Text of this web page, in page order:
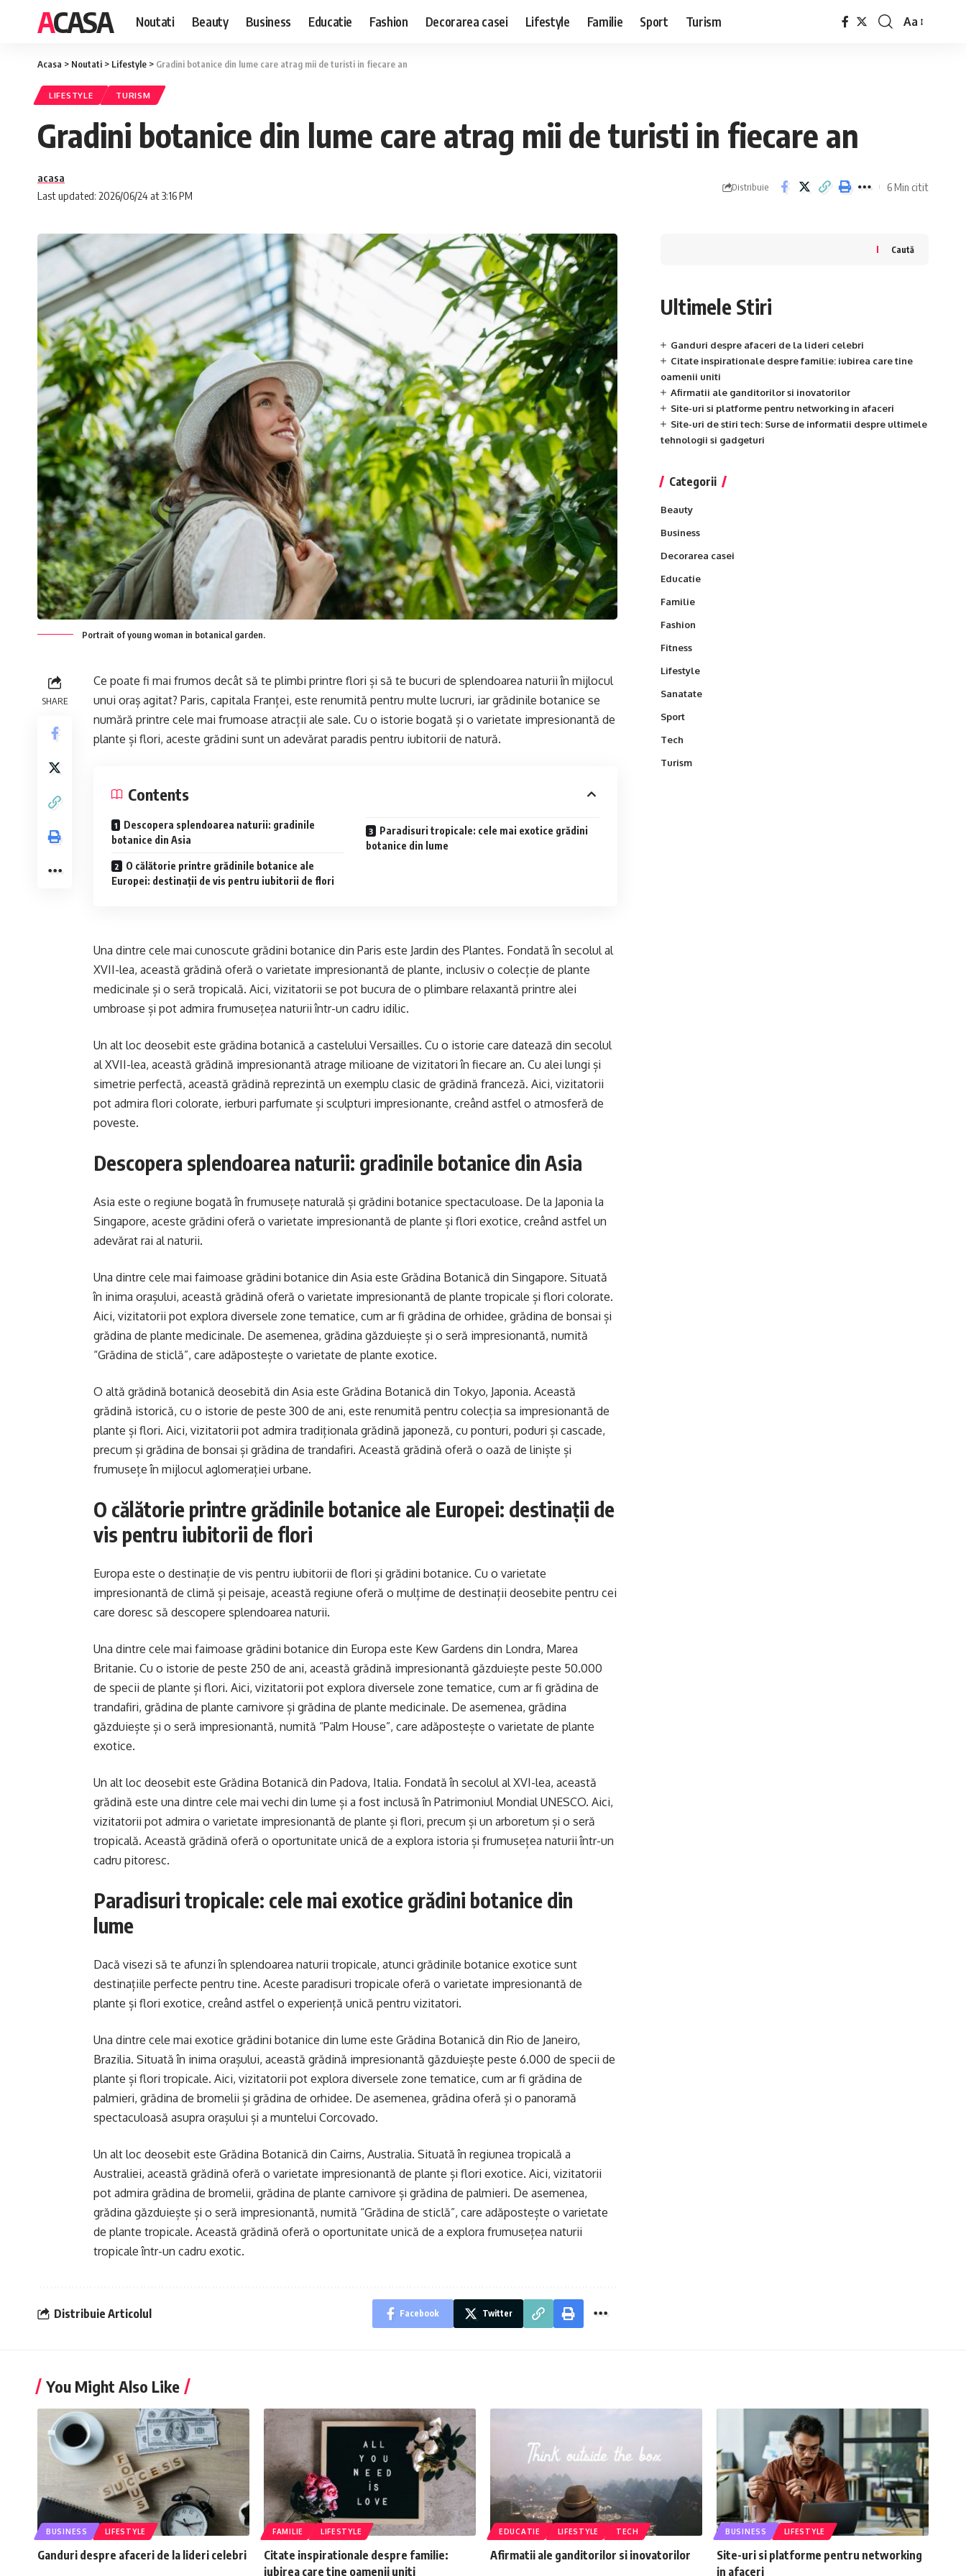
ACASA Noutati Beauty Business Educatie Fashion Decorarea casei Lifestyle Familie Sport Turism
Font
Aa
Acasa > Noutati > Lifestyle > Gradini botanice din lume care atrag mii de turisti in fiecare an
LIFESTYLE TURISM
Gradini botanice din lume care atrag mii de turisti in fiecare an
Last updated: 2026/06/24 at 3:16 PM
acasa
Distribuie 6 Min citit
Portrait of young woman in botanical garden.
SHARE
Ce poate fi mai frumos decât să te plimbi printre flori și să te bucuri de splendoarea naturii în mijlocul
unui oraș agitat? Paris, capitala Franței, este renumită pentru multe lucruri, iar grădinile botanice se
numără printre cele mai frumoase atracții ale sale. Cu o istorie bogată și o varietate impresionantă de
plante și flori, aceste grădini sunt un adevărat paradis pentru iubitorii de natură.
Contents
Descopera splendoarea naturii: gradinile
botanice din Asia
O călătorie printre grădinile botanice ale
Europei: destinații de vis pentru iubitorii de flori
Paradisuri tropicale: cele mai exotice grădini
botanice din lume
Una dintre cele mai cunoscute grădini botanice din Paris este Jardin des Plantes. Fondată în secolul al
XVII-lea, această grădină oferă o varietate impresionantă de plante, inclusiv o colecție de plante
medicinale și o seră tropicală. Aici, vizitatorii se pot bucura de o plimbare relaxantă printre alei
umbroase și pot admira frumusețea naturii într-un cadru idilic.
Un alt loc deosebit este grădina botanică a castelului Versailles. Cu o istorie care datează din secolul
al XVII-lea, această grădină impresionantă atrage milioane de vizitatori în fiecare an. Cu alei lungi și
simetrie perfectă, această grădină reprezintă un exemplu clasic de grădină franceză. Aici, vizitatorii
pot admira flori colorate, ierburi parfumate și sculpturi impresionante, creând astfel o atmosferă de
poveste.
Descopera splendoarea naturii: gradinile botanice din Asia
Asia este o regiune bogată în frumusețe naturală și grădini botanice spectaculoase. De la Japonia la
Singapore, aceste grădini oferă o varietate impresionantă de plante și flori exotice, creând astfel un
adevărat rai al naturii.
Una dintre cele mai faimoase grădini botanice din Asia este Grădina Botanică din Singapore. Situată
în inima orașului, această grădină oferă o varietate impresionantă de plante tropicale și flori colorate.
Aici, vizitatorii pot explora diversele zone tematice, cum ar fi grădina de orhidee, grădina de bonsai și
grădina de plante medicinale. De asemenea, grădina găzduiește și o seră impresionantă, numită
“Grădina de sticlă”, care adăpostește o varietate de plante exotice.
O altă grădină botanică deosebită din Asia este Grădina Botanică din Tokyo, Japonia. Această
grădină istorică, cu o istorie de peste 300 de ani, este renumită pentru colecția sa impresionantă de
plante și flori. Aici, vizitatorii pot admira tradiționala grădină japoneză, cu ponturi, poduri și cascade,
precum și grădina de bonsai și grădina de trandafiri. Această grădină oferă o oază de liniște și
frumusețe în mijlocul aglomerației urbane.
O călătorie printre grădinile botanice ale Europei: destinații de
vis pentru iubitorii de flori
Europa este o destinație de vis pentru iubitorii de flori și grădini botanice. Cu o varietate
impresionantă de climă și peisaje, această regiune oferă o mulțime de destinații deosebite pentru cei
care doresc să descopere splendoarea naturii.
Una dintre cele mai faimoase grădini botanice din Europa este Kew Gardens din Londra, Marea
Britanie. Cu o istorie de peste 250 de ani, această grădină impresionantă găzduiește peste 50.000
de specii de plante și flori. Aici, vizitatorii pot explora diversele zone tematice, cum ar fi grădina de
trandafiri, grădina de plante carnivore și grădina de plante medicinale. De asemenea, grădina
găzduiește și o seră impresionantă, numită “Palm House”, care adăpostește o varietate de plante
exotice.
Un alt loc deosebit este Grădina Botanică din Padova, Italia. Fondată în secolul al XVI-lea, această
grădină este una dintre cele mai vechi din lume și a fost inclusă în Patrimoniul Mondial UNESCO. Aici,
vizitatorii pot admira o varietate impresionantă de plante și flori, precum și un arboretum și o seră
tropicală. Această grădină oferă o oportunitate unică de a explora istoria și frumusețea naturii într-un
cadru pitoresc.
Paradisuri tropicale: cele mai exotice grădini botanice din
lume
Dacă visezi să te afunzi în splendoarea naturii tropicale, atunci grădinile botanice exotice sunt
destinațiile perfecte pentru tine. Aceste paradisuri tropicale oferă o varietate impresionantă de
plante și flori exotice, creând astfel o experiență unică pentru vizitatori.
Una dintre cele mai exotice grădini botanice din lume este Grădina Botanică din Rio de Janeiro,
Brazilia. Situată în inima orașului, această grădină impresionantă găzduiește peste 6.000 de specii de
plante și flori tropicale. Aici, vizitatorii pot explora diversele zone tematice, cum ar fi grădina de
palmieri, grădina de bromelii și grădina de orhidee. De asemenea, grădina oferă și o panoramă
spectaculoasă asupra orașului și a muntelui Corcovado.
Un alt loc deosebit este Grădina Botanică din Cairns, Australia. Situată în regiunea tropicală a
Australiei, această grădină oferă o varietate impresionantă de plante și flori exotice. Aici, vizitatorii
pot admira grădina de bromelii, grădina de plante carnivore și grădina de palmieri. De asemenea,
grădina găzduiește și o seră impresionantă, numită “Grădina de sticlă”, care adăpostește o varietate
de plante tropicale. Această grădină oferă o oportunitate unică de a explora frumusețea naturii
tropicale într-un cadru exotic.
Distribuie Articolul Facebook Twitter
Caută
Ultimele Stiri
Ganduri despre afaceri de la lideri celebri
Citate inspirationale despre familie: iubirea care tine
oamenii uniti
Afirmatii ale ganditorilor si inovatorilor
Site-uri si platforme pentru networking in afaceri
Site-uri de stiri tech: Surse de informatii despre ultimele
tehnologii si gadgeturi
Categorii
Beauty
Business
Decorarea casei
Educatie
Familie
Fashion
Fitness
Lifestyle
Sanatate
Sport
Tech
Turism
You Might Also Like
BUSINESS LIFESTYLE
Ganduri despre afaceri de la lideri celebri
FAMILIE LIFESTYLE
Citate inspirationale despre familie:
iubirea care tine oamenii uniti
EDUCATIE LIFESTYLE TECH
Afirmatii ale ganditorilor si inovatorilor
BUSINESS LIFESTYLE
Site-uri si platforme pentru networking
in afaceri